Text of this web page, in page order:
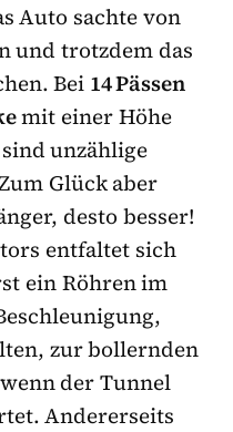
Auto sachte von
und trotzdem das
Bei 14 Pässen
mit einer Höhe
unzählige
Glück aber
desto besser!
entfaltet sich
ein Röhren im
zur bollernden
der Tunnel
Andererseits